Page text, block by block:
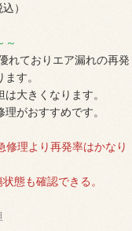
）
～
れておりエア漏れの再発
す。
大きくなります。
がおすすめです。
修理より再発率はかなり
態も確認できる。